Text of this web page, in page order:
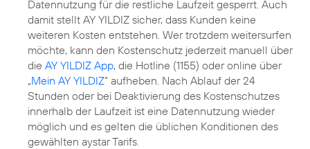
Datennutzung für die restliche Laufzeit gesperrt. Auch
damit stellt AY YILDIZ sicher, dass Kunden keine
weiteren Kosten entstehen. Wer trotzdem weitersurfen
möchte, kann den Kostenschutz jederzeit manuell über
die AY YILDIZ App, die Hotline (1155) oder online über
„Mein AY YILDIZ“ aufheben. Nach Ablauf der 24
Stunden oder bei Deaktivierung des Kostenschutzes
innerhalb der Laufzeit ist eine Datennutzung wieder
möglich und es gelten die üblichen Konditionen des
gewählten aystar Tarifs.